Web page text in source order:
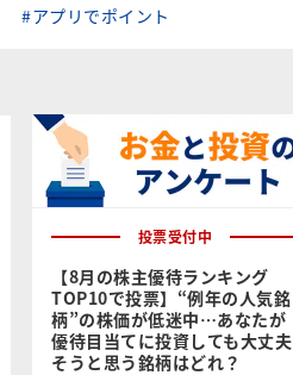
#アプリでポイント
投票受付中
【8月の株主優待ランキング
TOP10で投票】“例年の人気銘
柄”の株価が低迷中…あなたが
優待目当てに投資しても大丈夫
そうと思う銘柄はどれ？